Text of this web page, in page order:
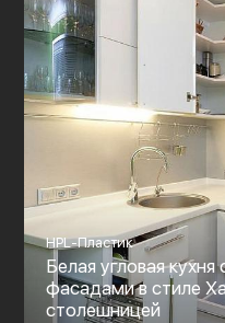
HPL-Пластик
Белая угловая
фасадами в стиле
столешницей